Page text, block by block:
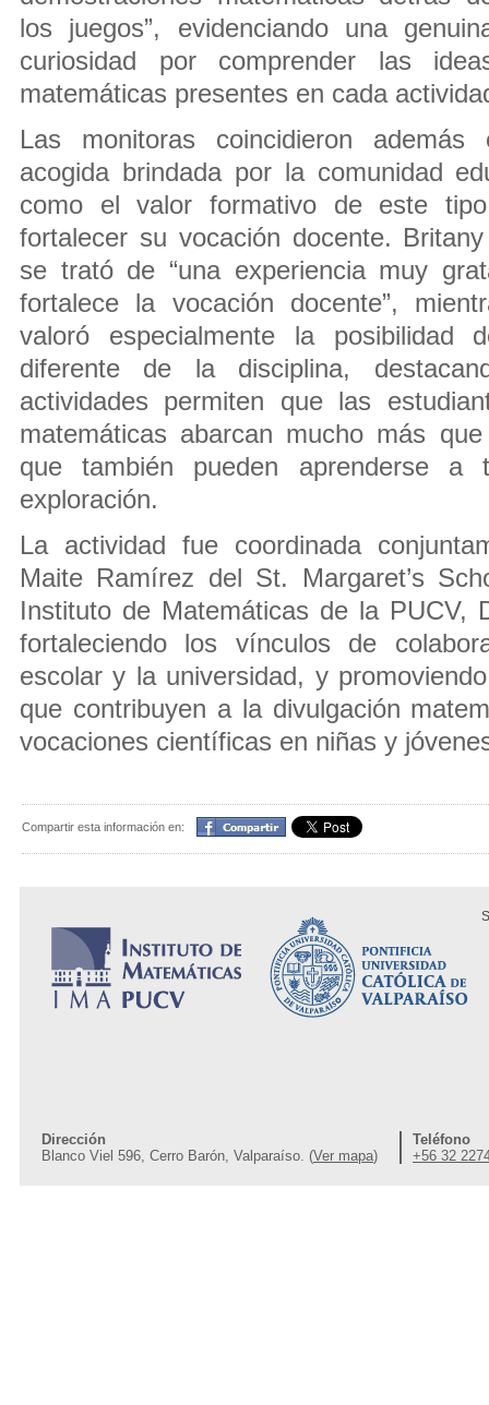
los juegos”, evidenciando una
curiosidad por comprender las
matemáticas presentes en cada
Las monitoras coincidieron
acogida brindada por la comunidad
como el valor formativo de este
fortalecer su vocación docente.
se trató de “una experiencia muy
fortalece la vocación docente”,
valoró especialmente la posibilidad
diferente de la disciplina,
actividades permiten que las
matemáticas abarcan mucho más
que también pueden aprenderse
exploración.
La actividad fue coordinada
Maite Ramírez del St. Margaret’s
Instituto de Matemáticas de la PUCV,
fortaleciendo los vínculos de
escolar y la universidad, y
que contribuyen a la divulgación
vocaciones científicas en niñas y
Compartir esta información en: Compartir
Dirección
Blanco Viel 596, Cerro Barón, Valparaíso. (Ver mapa)
Teléfono
+56 32